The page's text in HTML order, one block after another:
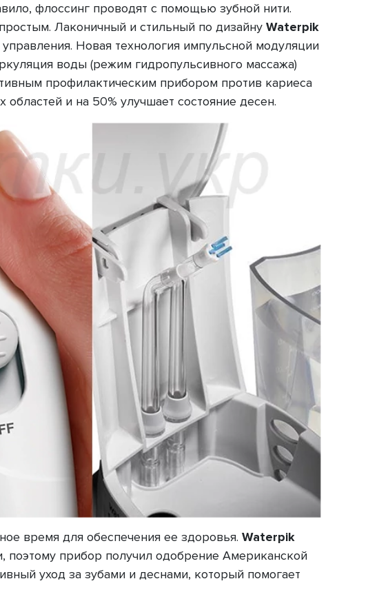
флоссинг проводят с помощью зубной нити.
Лаконичный и стильный по дизайну Waterpik
Новая технология импульсной модуляции
воды (режим гидропульсивного массажа)
профилактическим прибором против кариеса
областей и на 50% улучшает состояние десен.
время для обеспечения ее здоровья. Waterpik
поэтому прибор получил одобрение Американской
уход за зубами и деснами, который помогает